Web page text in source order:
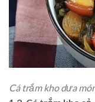
Cá trắm kho dưa